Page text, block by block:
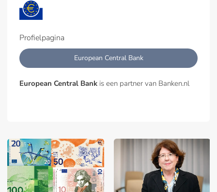
Profielpagina
European Central Bank
European Central Bank is een partner van Banken.nl